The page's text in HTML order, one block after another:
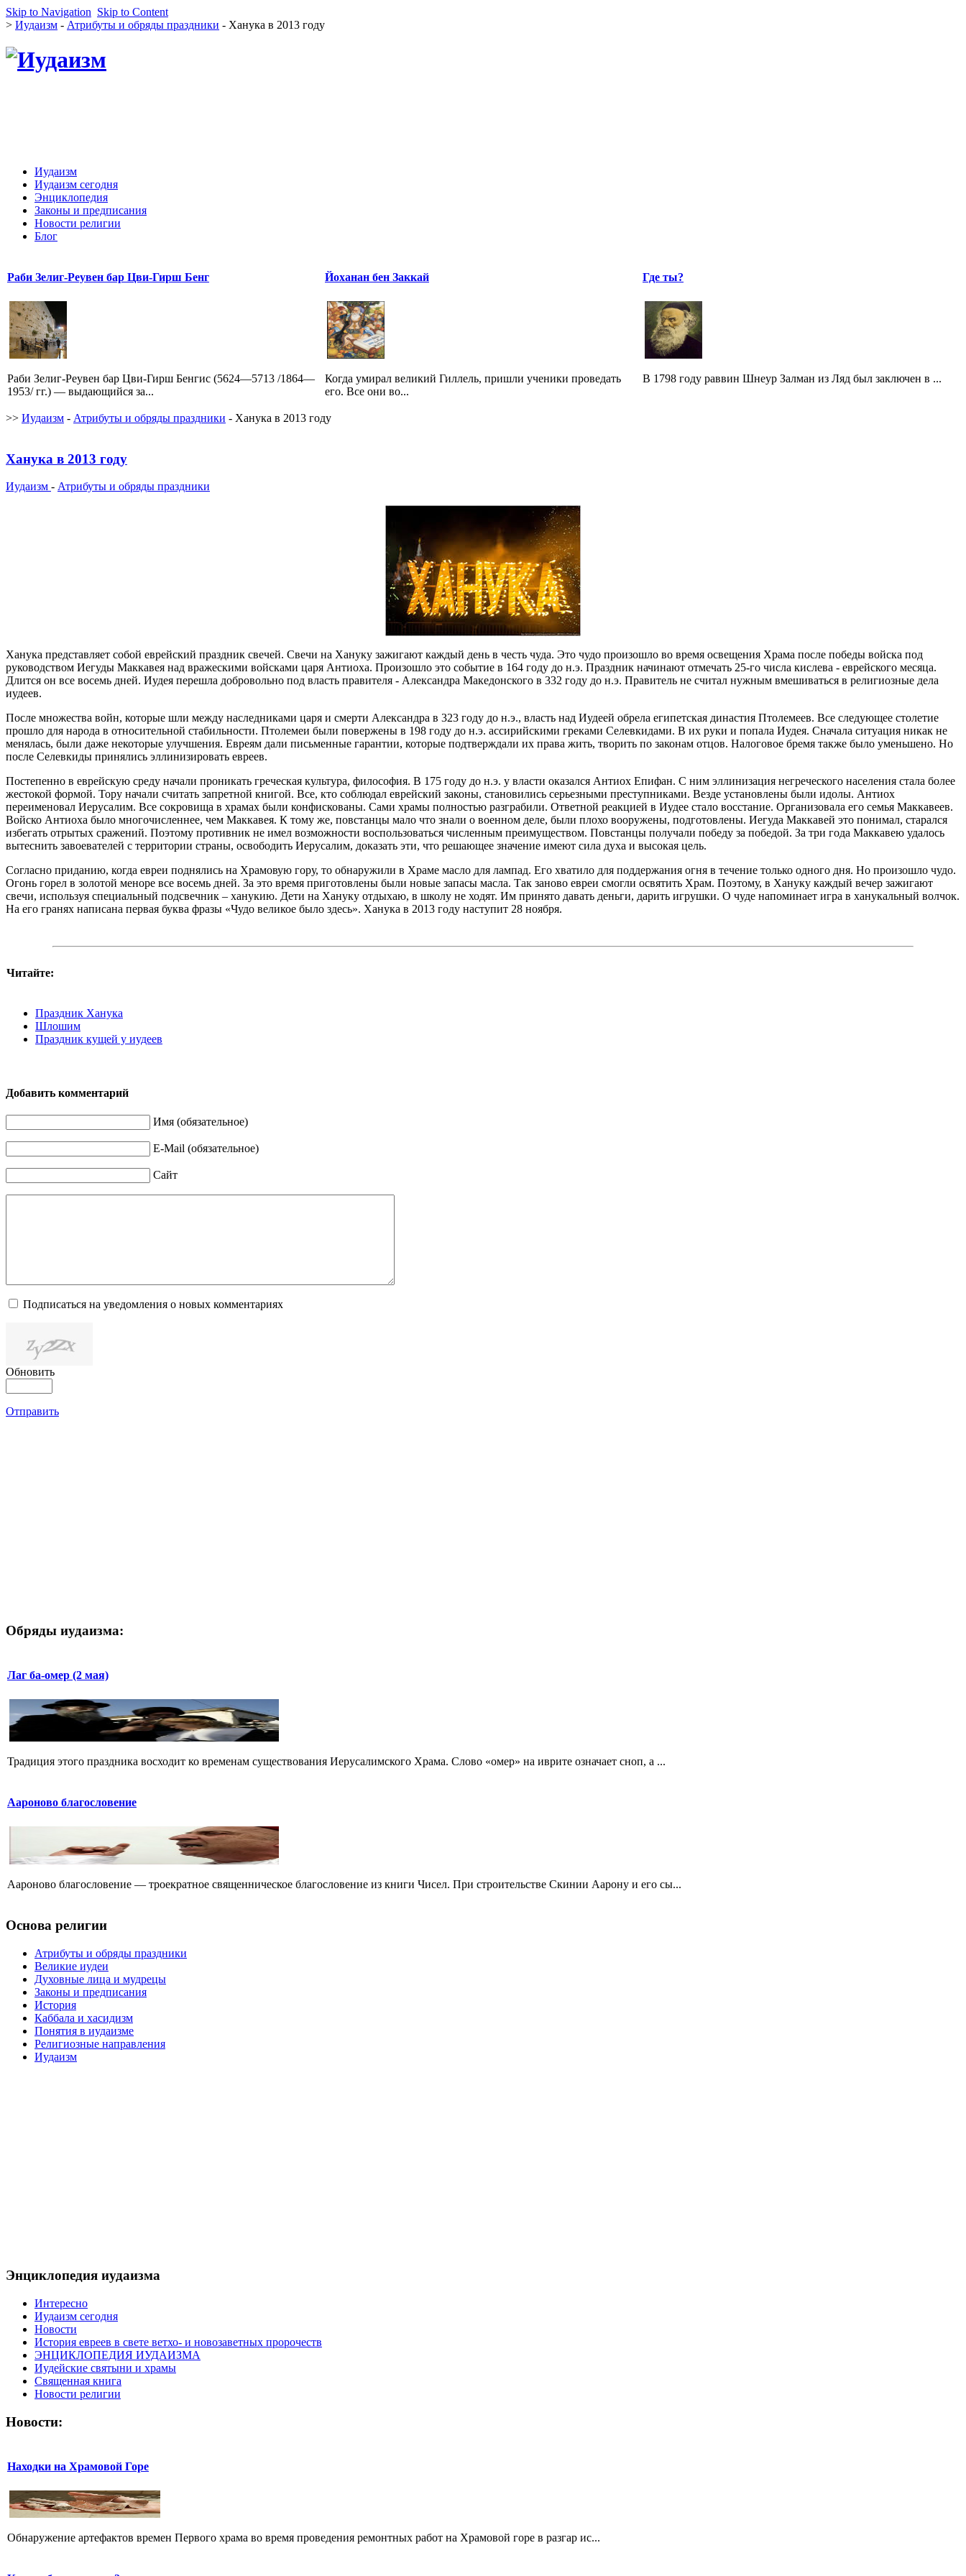
Skip to Navigation Skip to Content
> Иудаизм - Атрибуты и обряды праздники - Ханука в 2013 году
Иудаизм
Иудаизм сегодня
Энциклопедия
Законы и предписания
Новости религии
Блог
Раби Зелиг-Реувен бар Цви-Гирш Бенг
Раби Зелиг-Реувен бар Цви-Гирш Бенгис (5624—5713 /1864—
1953/ гг.) — выдающийся за...
Йоханан бен Заккай
Когда умирал великий Гиллель, пришли ученики проведать
его. Все они во...
Где ты?
В 1798 году раввин Шнеур Залман из Ляд был заключен в ...
>> Иудаизм - Атрибуты и обряды праздники - Ханука в 2013 году
Ханука в 2013 году
Иудаизм - Атрибуты и обряды праздники
Ханука представляет собой еврейский праздник свечей. Свечи на Хануку зажигают каждый день в честь чуда. Это чудо произошло во время освещения Храма после победы войска под
руководством Иегуды Маккавея над вражескими войсками царя Антиоха. Произошло это событие в 164 году до н.э. Праздник начинают отмечать 25-го числа кислева - еврейского месяца.
Длится он все восемь дней. Иудея перешла добровольно под власть правителя - Александра Македонского в 332 году до н.э. Правитель не считал нужным вмешиваться в религиозные дела
иудеев.
После множества войн, которые шли между наследниками царя и смерти Александра в 323 году до н.э., власть над Иудеей обрела египетская династия Птолемеев. Все следующее столетие
прошло для народа в относительной стабильности. Птолемеи были повержены в 198 году до н.э. ассирийскими греками Селевкидами. В их руки и попала Иудея. Сначала ситуация никак не
менялась, были даже некоторые улучшения. Евреям дали письменные гарантии, которые подтверждали их права жить, творить по законам отцов. Налоговое бремя также было уменьшено. Но
после Селевкиды принялись эллинизировать евреев.
Постепенно в еврейскую среду начали проникать греческая культура, философия. В 175 году до н.э. у власти оказался Антиох Епифан. С ним эллинизация негреческого населения стала более
жестокой формой. Тору начали считать запретной книгой. Все, кто соблюдал еврейский законы, становились серьезными преступниками. Везде установлены были идолы. Антиох
переименовал Иерусалим. Все сокровища в храмах были конфискованы. Сами храмы полностью разграбили. Ответной реакцией в Иудее стало восстание. Организовала его семья Маккавеев.
Войско Антиоха было многочисленнее, чем Маккавея. К тому же, повстанцы мало что знали о военном деле, были плохо вооружены, подготовлены. Иегуда Маккавей это понимал, старался
избегать отрытых сражений. Поэтому противник не имел возможности воспользоваться численным преимуществом. Повстанцы получали победу за победой. За три года Маккавею удалось
вытеснить завоевателей с территории страны, освободить Иерусалим, доказать эти, что решающее значение имеют сила духа и высокая цель.
Согласно приданию, когда евреи поднялись на Храмовую гору, то обнаружили в Храме масло для лампад. Его хватило для поддержания огня в течение только одного дня. Но произошло чудо.
Огонь горел в золотой меноре все восемь дней. За это время приготовлены были новые запасы масла. Так заново евреи смогли освятить Храм. Поэтому, в Хануку каждый вечер зажигают
свечи, используя специальный подсвечник – ханукию. Дети на Хануку отдыхаю, в школу не ходят. Им принято давать деньги, дарить игрушки. О чуде напоминает игра в ханукальный волчок.
На его гранях написана первая буква фразы «Чудо великое было здесь». Ханука в 2013 году наступит 28 ноября.
Читайте:
Праздник Ханука
Шлошим
Праздник кущей у иудеев
Добавить комментарий
Имя (обязательное)
E-Mail (обязательное)
Сайт
Подписаться на уведомления о новых комментариях
Обновить
Отправить
Обряды иудаизма:
Лаг ба-омер (2 мая)
Традиция этого праздника восходит ко временам существования Иерусалимского Храма. Слово «омер» на иврите означает сноп, а ...
Аароново благословение
Аароново благословение — троекратное священническое благословение из книги Чисел. При строительстве Скинии Аарону и его сы...
Основа религии
Атрибуты и обряды праздники
Великие иудеи
Духовные лица и мудрецы
Законы и предписания
История
Каббала и хасидизм
Понятия в иудаизме
Религиозные направления
Иудаизм
Энциклопедия иудаизма
Интересно
Иудаизм сегодня
Новости
История евреев в свете ветхо- и новозаветных пророчеств
ЭНЦИКЛОПЕДИЯ ИУДАИЗМА
Иудейские святыни и храмы
Священная книга
Новости религии
Новости:
Находки на Храмовой Горе
Обнаружение артефактов времен Первого храма во время проведения ремонтных работ на Храмовой горе в разгар ис...